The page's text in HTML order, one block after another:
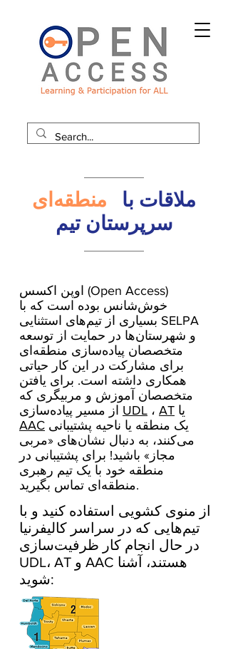
ملاقات با
منطقه‌ای
سرپرستان تیم
اوپن اکسس (Open Access)
خوش‌شانس بوده است که با
بسیاری از تیم‌های استثنایی SELPA
و شهرستان‌ها در حمایت از توسعه
متخصصان پیاده‌سازی منطقه‌ای
برای مشارکت در این کار حیاتی
همکاری داشته است. برای یافتن
متخصصان آموزش و مربیگری که
UDL ، AT یا
AAC
می‌کنند، به دنبال نشان‌های «مربی
مجاز» باشید! برای پشتیبانی در
منطقه خود با یک تیم رهبری
منطقه‌ای تماس بگیرید.
از منوی کشویی استفاده کنید و با
تیم‌هایی که در سراسر کالیفرنیا
در حال انجام کار ظرفیت‌سازی
UDL، AT و AAC هستند، آشنا
شوید: